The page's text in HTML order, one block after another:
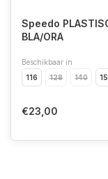
Speedo
BLA/ORA
Beschikbaar in
116
128 140
€23,00